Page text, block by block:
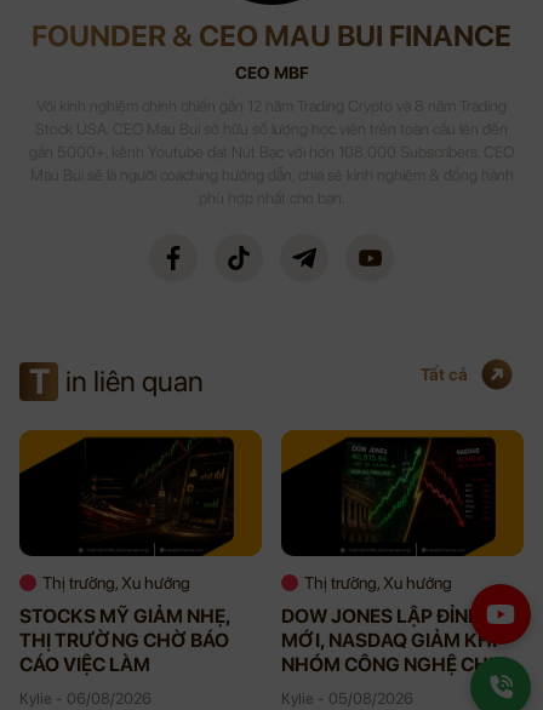
FOUNDER & CEO MAU BUI FINANCE
CEO MBF
Với kinh nghiệm chinh chiến gần 12 năm Trading Crypto và 8 năm Trading
Stock USA. CEO Mau Bui sở hữu số lượng học viên trên toàn cầu lên đến
gần 5000+, kênh Youtube đạt Nút Bạc với hơn 108,000 Subscribers. CEO
Mau Bui sẽ là người coaching hướng dẫn, chia sẻ kinh nghiệm & đồng hành
phù hợp nhất cho bạn.
T in liên quan Tất cả
Thị trường, Xu hướng
STOCKS MỸ GIẢM NHẸ,
THỊ TRƯỜNG CHỜ BÁO
CÁO VIỆC LÀM
Kylie - 06/08/2026
Thị trường, Xu hướng
DOW JONES LẬP ĐỈNH
MỚI, NASDAQ GIẢM KHI
NHÓM CÔNG NGHỆ CHỊU
ÁP LỰC
Kylie - 05/08/2026